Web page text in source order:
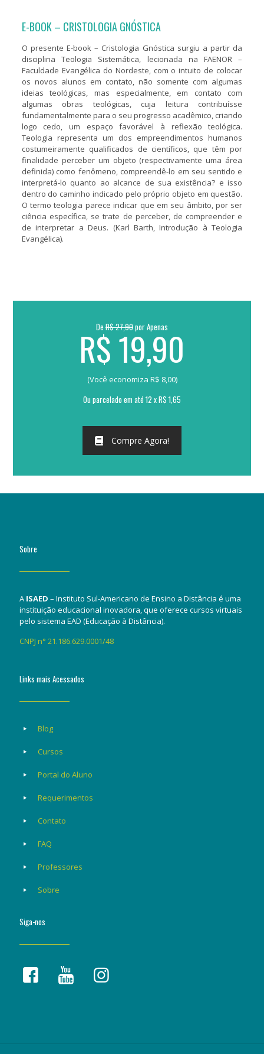
E-BOOK – CRISTOLOGIA GNÓSTICA
O presente E-book – Cristologia Gnóstica surgiu a partir da
disciplina Teologia Sistemática, lecionada na FAENOR –
Faculdade Evangélica do Nordeste, com o intuito de colocar
os novos alunos em contato, não somente com algumas
ideias teológicas, mas especialmente, em contato com
algumas obras teológicas, cuja leitura contribuísse
fundamentalmente para o seu progresso acadêmico, criando
logo cedo, um espaço favorável à reflexão teológica.
Teologia representa um dos empreendimentos humanos
costumeiramente qualificados de científicos, que têm por
finalidade perceber um objeto (respectivamente uma área
definida) como fenômeno, compreendê-lo em seu sentido e
interpretá-lo quanto ao alcance de sua existência? e isso
dentro do caminho indicado pelo próprio objeto em questão.
O termo teologia parece indicar que em seu âmbito, por ser
ciência específica, se trate de perceber, de compreender e
de interpretar a Deus. (Karl Barth, Introdução à Teologia
Evangélica).
De R$ 27,90por Apenas
R$ 19,90
(Você economiza R$ 8,00)
Ou parcelado em até 12 x R$ 1,65
Compre Agora!
Sobre
A ISAED – Instituto Sul-Americano de Ensino a Distância é uma
instituição educacional inovadora, que oferece cursos virtuais
pelo sistema EAD (Educação à Distância).
CNPJ n° 21.186.629.0001/48
Links mais Acessados
Blog
Cursos
Portal do Aluno
Requerimentos
Contato
FAQ
Professores
Sobre
Siga-nos